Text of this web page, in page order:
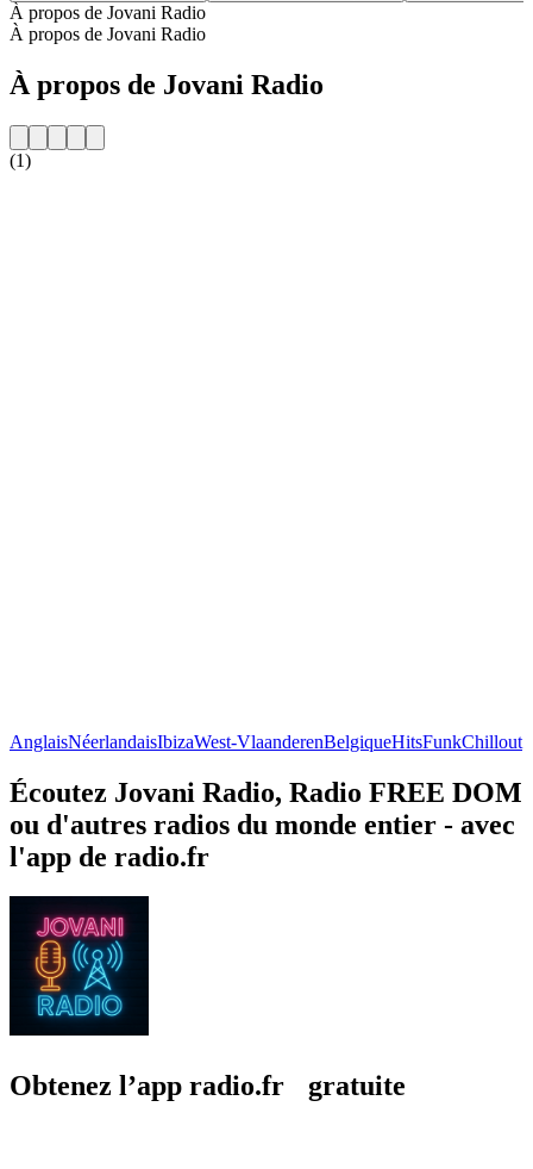
À propos de Jovani Radio
À propos de Jovani Radio
À propos de Jovani Radio
(1)
AnglaisNéerlandaisIbizaWest-VlaanderenBelgiqueHitsFunkChillout
Écoutez Jovani Radio, Radio FREE DOM
ou d'autres radios du monde entier - avec
l'app de radio.fr
Obtenez l’app radio.fr gratuite